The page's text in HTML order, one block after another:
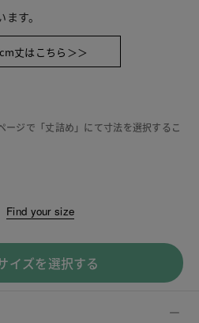
す。
丈はこちら＞＞
ージで「丈詰め」にて寸法を選択するこ
Find your size
イズを選択する